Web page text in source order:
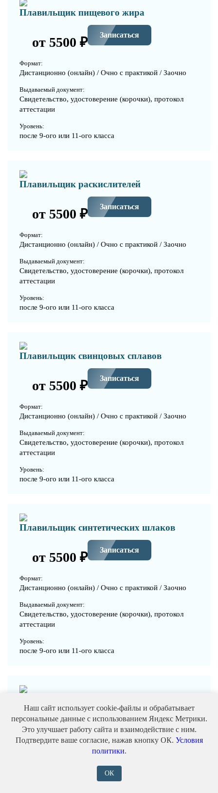
Плавильщик пищевого жира
от 5500 ₽ Записаться
Формат:
Дистанционно (онлайн) / Очно с практикой / Заочно
Выдаваемый документ:
Свидетельство, удостоверение (корочки), протокол
аттестации
Уровень:
после 9-ого или 11-ого класса
Плавильщик раскислителей
от 5500 ₽ Записаться
Формат:
Дистанционно (онлайн) / Очно с практикой / Заочно
Выдаваемый документ:
Свидетельство, удостоверение (корочки), протокол
аттестации
Уровень:
после 9-ого или 11-ого класса
Плавильщик свинцовых сплавов
от 5500 ₽ Записаться
Формат:
Дистанционно (онлайн) / Очно с практикой / Заочно
Выдаваемый документ:
Свидетельство, удостоверение (корочки), протокол
аттестации
Уровень:
после 9-ого или 11-ого класса
Плавильщик синтетических шлаков
от 5500 ₽ Записаться
Формат:
Дистанционно (онлайн) / Очно с практикой / Заочно
Выдаваемый документ:
Свидетельство, удостоверение (корочки), протокол
аттестации
Уровень:
после 9-ого или 11-ого класса
от 5500 ₽ Записаться
Наш сайт использует cookie-файлы и обрабатывает
персональные данные с использованием Яндекс Метрики.
Это улучшает работу сайта и взаимодействие с ним.
Подтвердите ваше согласие, нажав кнопку ОК. Условия
политики.
ОК